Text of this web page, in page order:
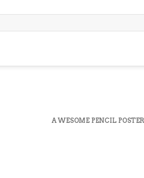
AWESOME PENCIL